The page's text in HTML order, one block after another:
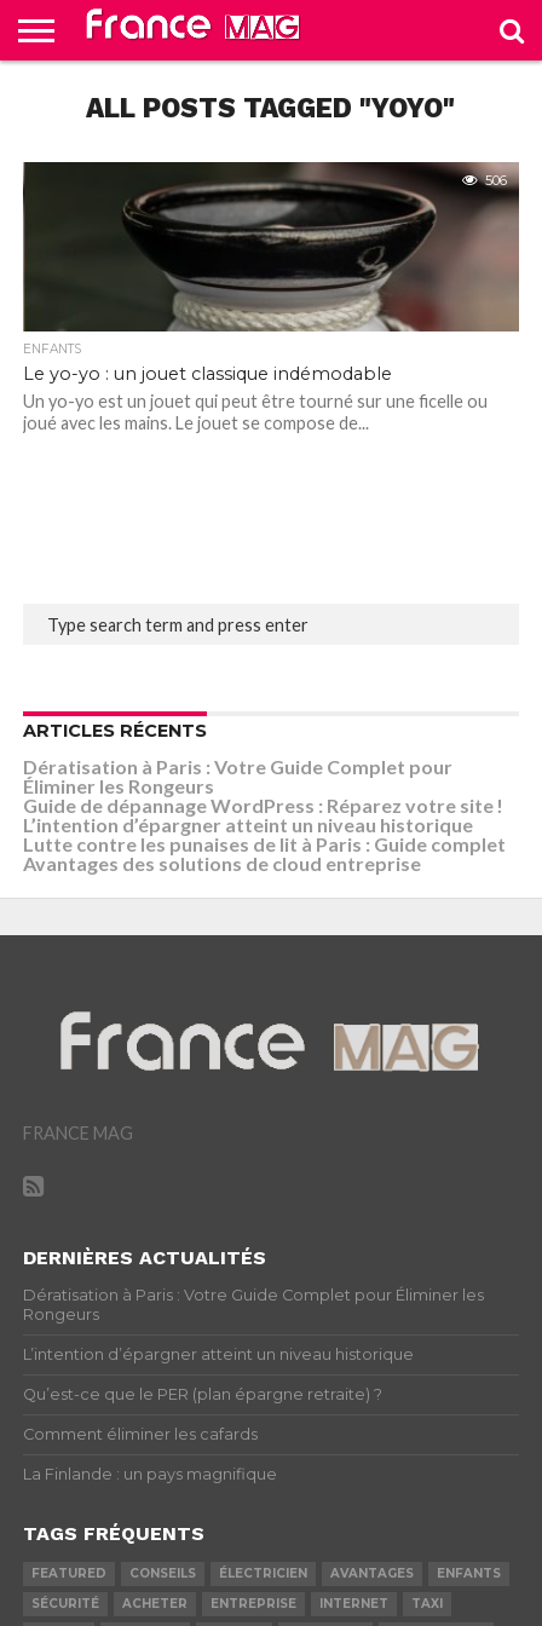
FROM
FRANCE
HOME
SLIDEALL POSTS TAGGED "YOYO"
506
ENFANTS
Le yo-yo : un jouet classique indémodable
Un yo-yo est un jouet qui peut être tourné sur une ficelle ou
joué avec les mains. Le jouet se compose de...
ARTICLES RÉCENTS
Dératisation à Paris : Votre Guide Complet pour
Éliminer les Rongeurs
Guide de dépannage WordPress : Réparez votre site !
L’intention d’épargner atteint un niveau historique
Lutte contre les punaises de lit à Paris : Guide complet
Avantages des solutions de cloud entreprise
FRANCE MAG
DERNIÈRES ACTUALITÉS
Dératisation à Paris : Votre Guide Complet pour Éliminer les
Rongeurs
L’intention d’épargner atteint un niveau historique
Qu’est-ce que le PER (plan épargne retraite) ?
Comment éliminer les cafards
La Finlande : un pays magnifique
TAGS FRÉQUENTS
FEATURED CONSEILS ÉLECTRICIEN AVANTAGES
ENFANTS
SÉCURITÉ
ACHETER ENTREPRISE INTERNET TAXI